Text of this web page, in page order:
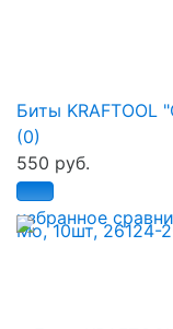
избранное
Биты KRAFTOOL
(0)
550 руб.